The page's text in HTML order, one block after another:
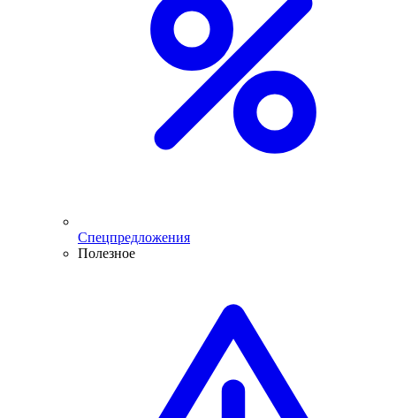
Спецпредложения
Полезное